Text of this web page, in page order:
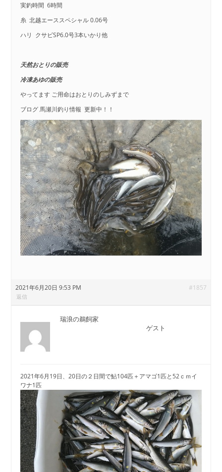
実釣時間 6時間
糸 北越エーススペシャル 0.06号
ハリ クサビSP6.0号3本いかり他
天然おとりの販売
冷凍あゆの販売
やってます ご用命はおとりのしみずまで
ブログ 馬瀬川釣り情報 更新中！！
2021年6月20日 9:53 PM #1857
返信
瑞浪の鵜飼家
ゲスト
2021年6月19日、20日の２日間で鮎104匹＋アマゴ1匹と52ｃｍイ
ワナ1匹